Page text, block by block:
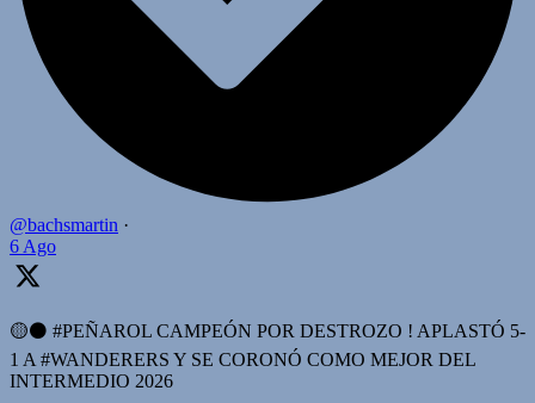
@bachsmartin ·
6 Ago
🟡⚫️ #PEÑAROL CAMPEÓN POR DESTROZO ! APLASTÓ 5-
1 A #WANDERERS Y SE CORONÓ COMO MEJOR DEL
INTERMEDIO 2026